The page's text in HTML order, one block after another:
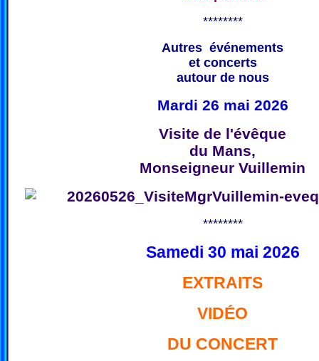
********
Autres événements
et concerts
autour de nous
Mardi 26 mai 2026
Visite de l'évêque
du Mans,
Monseigneur Vuillemin
********
Samedi 30 mai 2026
EXTRAITS
VIDÉO
DU CONCERT